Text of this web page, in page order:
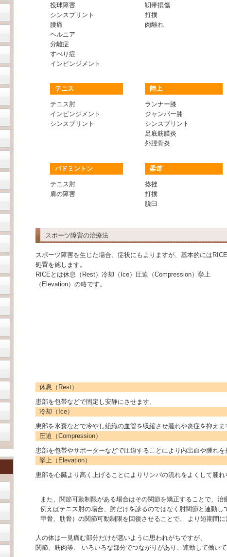
投球障害
シンスプリント
腰痛
ヘルニア
分離症
すべり症
インピンジメント
靭帯損傷
打撲
肉離れ
テニス
テニス肘
インピンジメント
シンスプリント
陸上
ランナー膝
ジャンパー膝
シンスプリント
足底筋膜炎
外脛骨炎
バドミントン
テニス肘
肩の障害
柔道
捻挫
打撲
脱臼
スポーツ障害の治療法
スポーツ障害を生じた場合、症状にもよりますが、基本的にはRICE
処置を施します。
RICEとは休息（Rest）冷却（Ice）圧迫（Compression）挙上
（Elevation）の略です。
休息（Rest）
患部を包帯などで固定し安静にさせます。
冷却（Ice）
患部を氷嚢などで冷やし組織の血管を収縮させ腫れや炎症を抑えま
圧迫（Compression）
患部を包帯やサポーターなどで圧迫することにより内出血や腫れを
挙上（Elevation）
患部を心臓より高く上げることによりリンパの流れをよくして腫
また、関節可動制限がある場合はその関節を矯正することで、
例えばテニス肘の場合、肘だけを診るのではなく肘関節と連動
甲骨、肋骨）の関節可動制限を回復させることで、 より短期間
人の体は一見痛む部分だけが悪いように思われがちですが、
関節、筋肉等、 いろいろな部分でつながりがあり、連動して働い